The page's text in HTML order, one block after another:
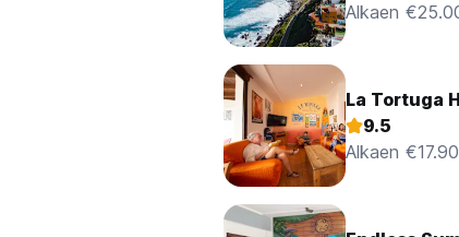
Alkaen
La Tortuga
9.5
Alkaen €17.90